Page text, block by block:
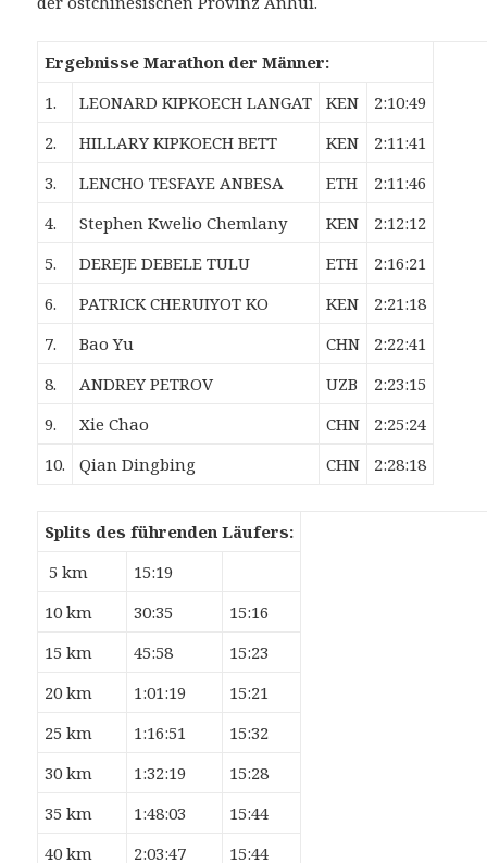
Ergebnisse Marathon der Männer:
1.
LEONARD KIPKOECH LANGAT KEN
2:10:49
2.
HILLARY KIPKOECH BETT KEN
2:11:41
3.
LENCHO TESFAYE ANBESA ETH
2:11:46
4.
Stephen Kwelio Chemlany KEN
2:12:12
5.
DEREJE DEBELE TULU ETH
2:16:21
6.
PATRICK CHERUIYOT KO KEN
2:21:18
7.
Bao Yu CHN
2:22:41
8.
ANDREY PETROV UZB
2:23:15
9.
Xie Chao CHN
2:25:24
10.
Qian Dingbing CHN 2:28:18
Splits des führenden Läufers:
5 km
15:19
10 km
30:35
15:16
15 km
45:58
15:23
20 km
1:01:19
15:21
25 km
1:16:51
15:32
30 km
1:32:19
15:28
35 km
1:48:03
15:44
40 km
2:03:47 15:44